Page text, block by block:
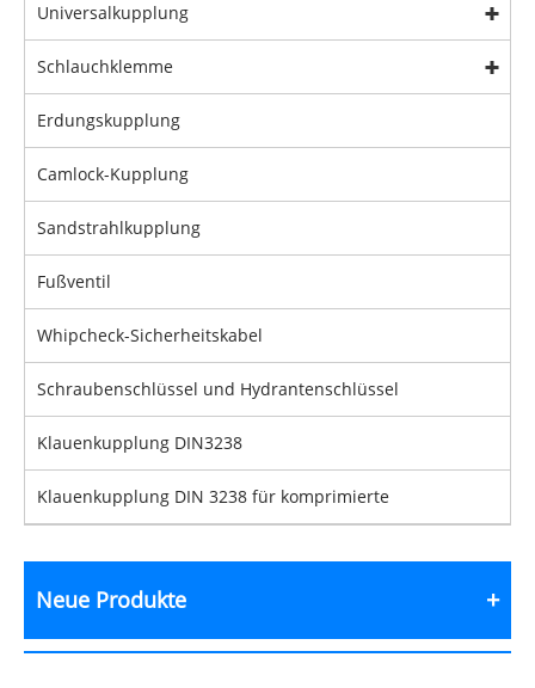
Universalkupplung
Schlauchklemme
Erdungskupplung
Camlock-Kupplung
Sandstrahlkupplung
Fußventil
Whipcheck-Sicherheitskabel
Schraubenschlüssel und Hydrantenschlüssel
Klauenkupplung DIN3238
Klauenkupplung DIN 3238 für komprimierte
Neue Produkte